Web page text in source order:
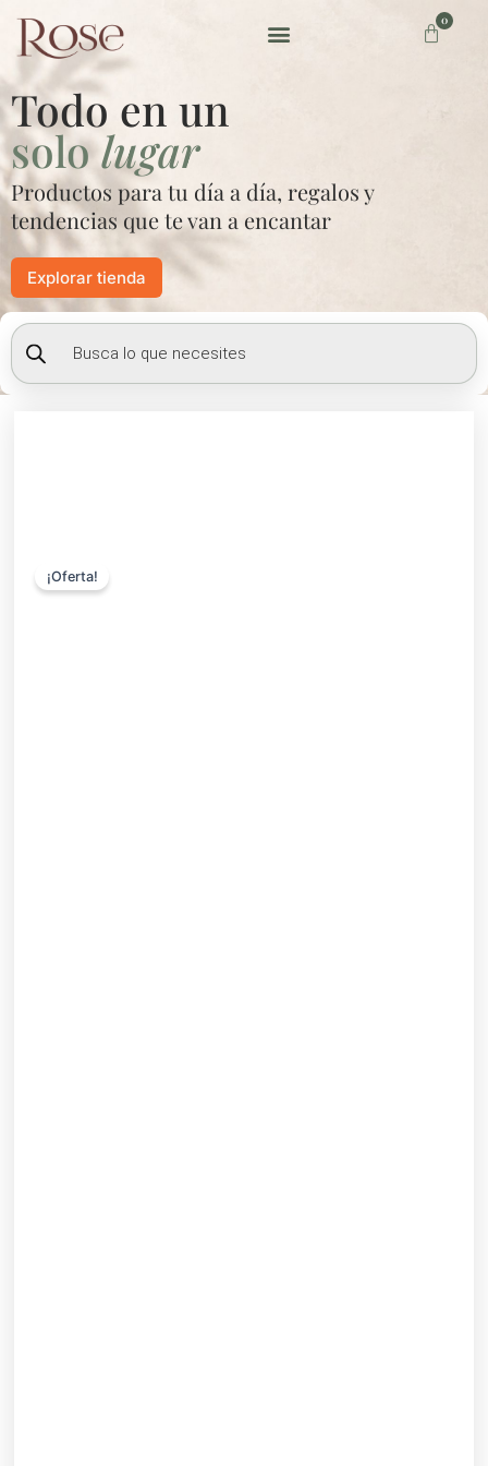
contenido
0
Carrito
Todo en un
sololugar
Productos para tu día a día, regalos y
tendencias que te van a encantar
Explorar tienda
Búsqueda
de
productos
¡Oferta!